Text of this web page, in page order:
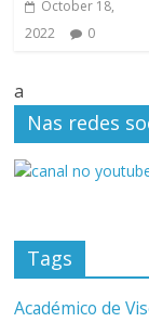
October 18,
2022
0
a
Nas redes
Tags
Académico de